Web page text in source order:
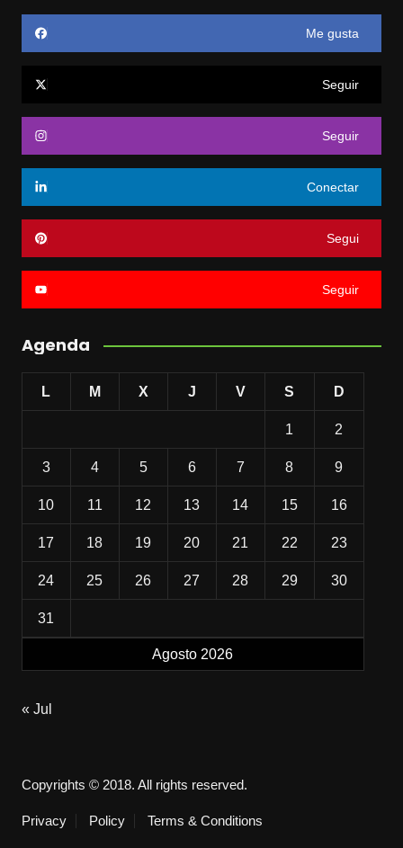
Me gusta
Seguir
Seguir
Conectar
Segui
Seguir
Agenda
Agosto 2026
L M X J V S D
1 2
3 4 5 6 7 8 9
10 11 12 13 14 15 16
17 18 19 20 21 22 23
24 25 26 27 28 29 30
31
« Jul
Copyrights © 2018. All rights reserved.
Privacy Policy Terms & Conditions